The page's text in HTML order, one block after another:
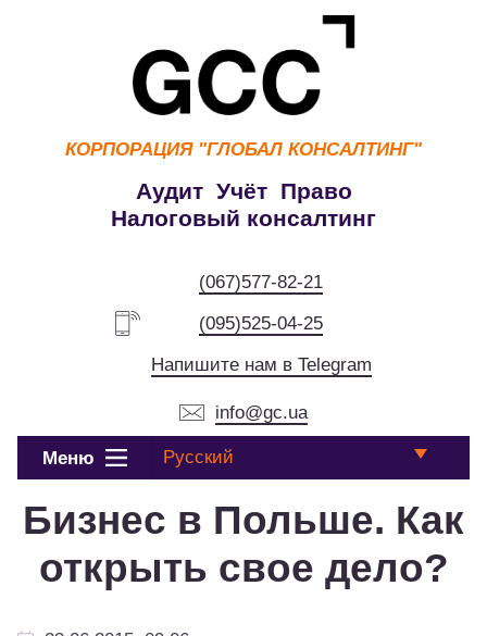
КОРПОРАЦИЯ "ГЛОБАЛ КОНСАЛТИНГ"
Аудит Учёт Право
Налоговый консалтинг
(067)577-82-21
(095)525-04-25
Напишите нам в Telegram
info@gc.ua
Меню Русский
Бизнес в Польше. Как
открыть свое дело?